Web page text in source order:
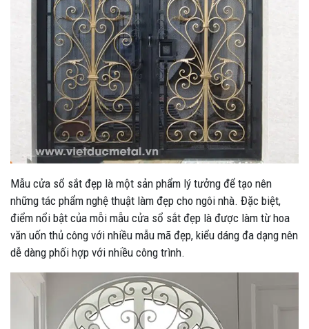
Mẫu cửa sổ sắt đẹp là một sản phẩm lý tưởng để tạo nên
những tác phẩm nghệ thuật làm đẹp cho ngôi nhà. Đặc biệt,
điểm nổi bật của mỗi mẫu cửa sổ sắt đẹp là được làm từ hoa
văn uốn thủ công với nhiều mẫu mã đẹp, kiểu dáng đa dạng nên
dễ dàng phối hợp với nhiều công trình.